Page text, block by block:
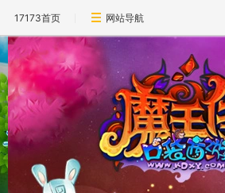
17173首页 网站导航